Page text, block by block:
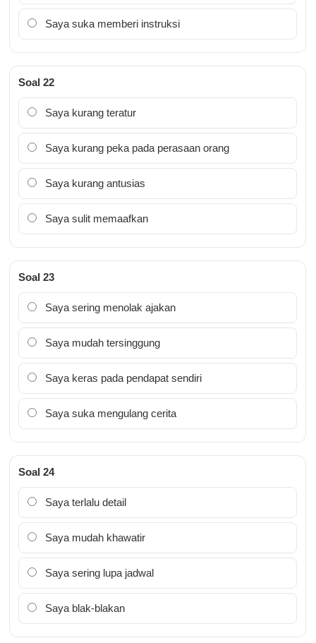
Saya suka memberi instruksi
Soal 22
Saya kurang teratur
Saya kurang peka pada perasaan orang
Saya kurang antusias
Saya sulit memaafkan
Soal 23
Saya sering menolak ajakan
Saya mudah tersinggung
Saya keras pada pendapat sendiri
Saya suka mengulang cerita
Soal 24
Saya terlalu detail
Saya mudah khawatir
Saya sering lupa jadwal
Saya blak-blakan